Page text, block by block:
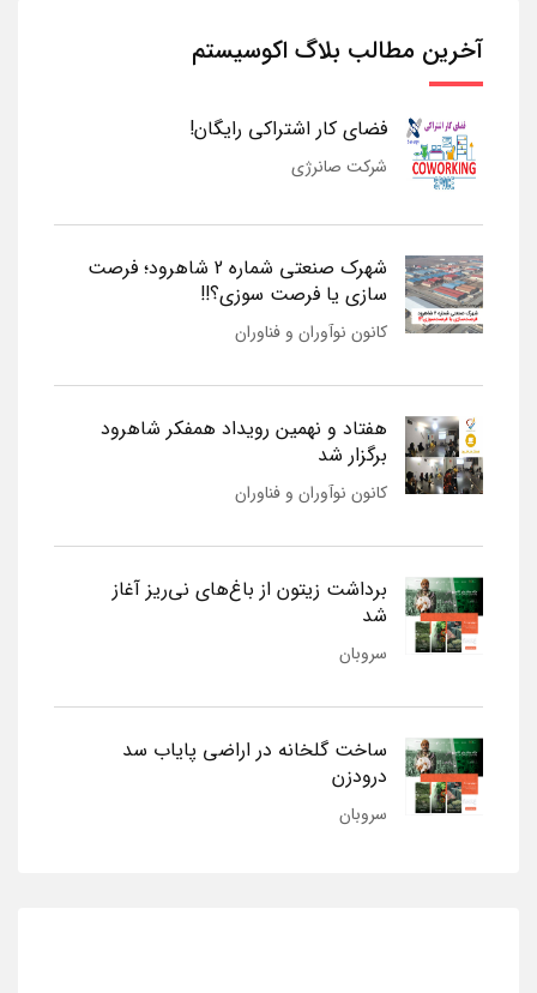
آخرین مطالب بلاگ اکوسیستم
فضای کار اشتراکی رایگان!
شرکت صانرژی
شهرک صنعتی شماره 2 شاهرود؛ فرصت
سازی یا فرصت سوزی؟!!
کانون نوآوران و فناوران
هفتاد و نهمین رویداد همفکر شاهرود
برگزار شد
کانون نوآوران و فناوران
برداشت زیتون از باغ‌های نی‌ریز آغاز
شد
سروبان
ساخت گلخانه در اراضی پایاب سد
درودزن
سروبان